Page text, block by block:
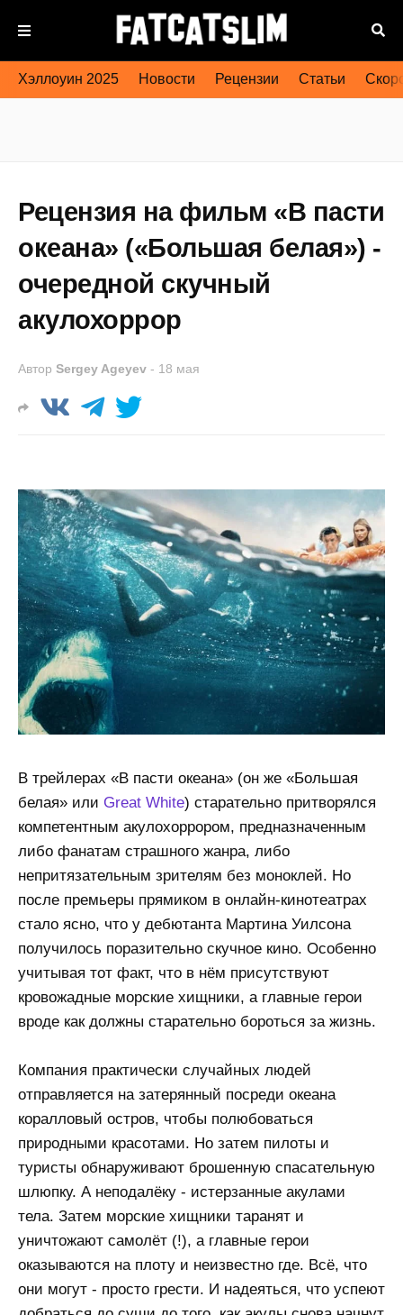
Хэллоуин 2025 Новости Рецензии Статьи
Рецензия на фильм «В пасти
океана» («Большая белая») -
очередной скучный
акулохоррор
Автор Sergey Ageyev - 18 мая
В трейлерах «В пасти океана» (он же «Большая
белая» или Great White) старательно притворялся
компетентным акулохоррором, предназначенным
либо фанатам страшного жанра, либо
непритязательным зрителям без моноклей. Но
после премьеры прямиком в онлайн-кинотеатрах
стало ясно, что у дебютанта Мартина Уилсона
получилось поразительно скучное кино. Особенно
учитывая тот факт, что в нём присутствуют
кровожадные морские хищники, а главные герои
вроде как должны старательно бороться за жизнь.
Компания практически случайных людей
отправляется на затерянный посреди океана
коралловый остров, чтобы полюбоваться
природными красотами. Но затем пилоты и
туристы обнаруживают брошенную спасательную
шлюпку. А неподалёку - истерзанные акулами
тела. Затем морские хищники таранят и
уничтожают самолёт (!), а главные герои
оказываются на плоту и неизвестно где. Всё, что
они могут - просто грести. И надеяться, что успеют